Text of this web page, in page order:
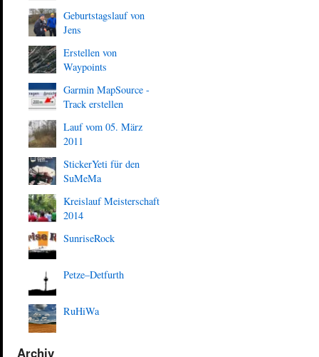
Geburtstagslauf von
Jens
Erstellen von
Waypoints
Garmin MapSource -
Track erstellen
Lauf vom 05. März
2011
StickerYeti für den
SuMeMa
Kreislauf Meisterschaft
2014
SunriseRock
Petze–Detfurth
RuHiWa
Archiv